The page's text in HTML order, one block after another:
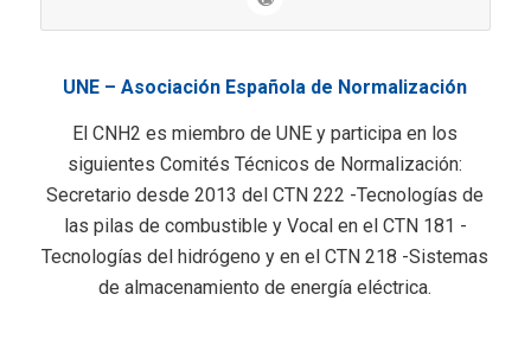
UNE – Asociación Española de Normalización
El CNH2 es miembro de UNE y participa en los
siguientes Comités Técnicos de Normalización:
Secretario desde 2013 del CTN 222 -Tecnologías de
las pilas de combustible y Vocal en el CTN 181 -
Tecnologías del hidrógeno y en el CTN 218 -Sistemas
de almacenamiento de energía eléctrica.